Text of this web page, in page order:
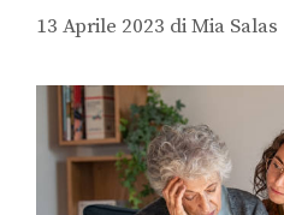
13 Aprile 2023 diMia Salas